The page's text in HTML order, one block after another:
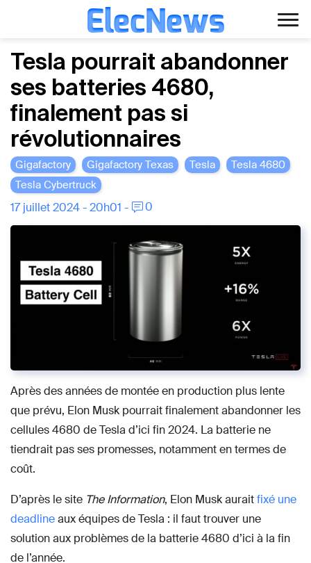
Aller
contenu
ElecNews
Voiture électrique
Voiture autonome
Finance
Écologie
Fiches techniques
Tesla pourrait abandonner
ses batteries 4680,
finalement pas si
révolutionnaires
Gigafactory Gigafactory Texas Tesla
Tesla 4680
Tesla Cybertruck
17 juillet 2024 - 20h01 - 0
Après des années de montée en production plus lente
que prévu, Elon Musk pourrait finalement abandonner les
cellules 4680 de Tesla d’ici fin 2024. La batterie ne
tiendrait pas ses promesses, notamment en termes de
coût.
D’après le site The Information, Elon Musk auraitfixé une
deadlineaux équipes de Tesla : il faut trouver une
solution aux problèmes de la batterie 4680 d’ici à la fin
de l’année.